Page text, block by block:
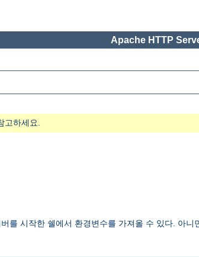
Apache HTTP
고하세요.
를 시작한 쉘에서 환경변수를 가져올 수 있다. 아